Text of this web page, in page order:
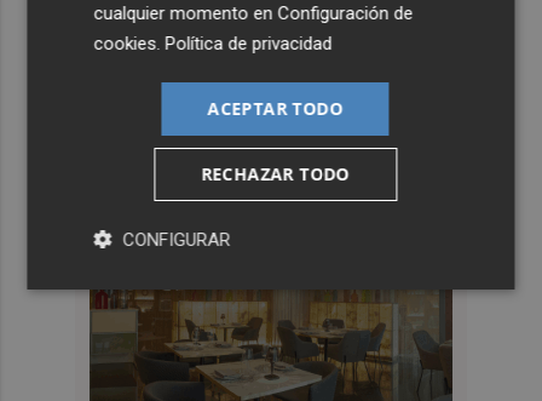
cualquier momento enConfiguración de
cookies .Política de privacidad
ACEPTAR TODO
RECHAZAR TODO
CONFIGURAR